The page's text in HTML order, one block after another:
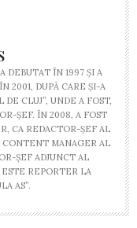
DEBUTAT ÎN 1997 ŞI A
2001, DUPĂ CARE ŞI-A
CLUJ”, UNDE A FOST,
ŞEF. ÎN 2008, A FOST
CA REDACTOR-ŞEF AL
CONTENT MANAGER AL
ŞEF ADJUNCT AL
ESTE REPORTER LA
AS”.